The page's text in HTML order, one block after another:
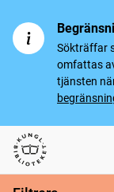
Sökträffar
omfattas
tjänsten
Svenska tidningar